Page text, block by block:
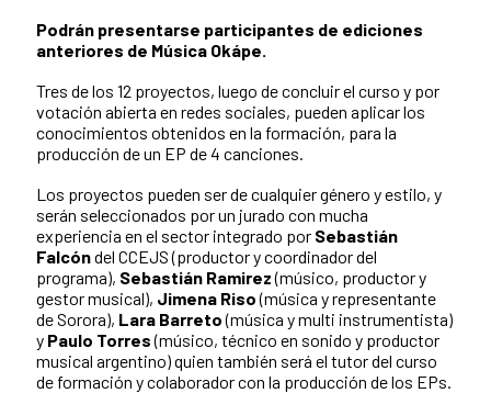
Podrán presentarse participantes de ediciones
anteriores de Música Okápe.
Tres de los 12 proyectos, luego de concluir el curso y por
votación abierta en redes sociales, pueden aplicar los
conocimientos obtenidos en la formación, para la
producción de un EP de 4 canciones.
Los proyectos pueden ser de cualquier género y estilo, y
serán seleccionados por un jurado con mucha
experiencia en el sector integrado por Sebastián
Falcóndel CCEJS (productor y coordinador del
programa), Sebastián Ramirez(músico, productor y
gestor musical), Jimena Riso(música y representante
de Sorora), Lara Barreto(música y multi instrumentista)
y Paulo Torres(músico, técnico en sonido y productor
musical argentino) quien también será el tutor del curso
de formación y colaborador con la producción de los EPs.